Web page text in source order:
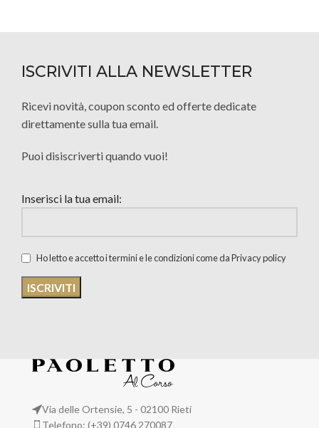
ISCRIVITI ALLA NEWSLETTER
Ricevi novità, coupon sconto ed offerte dedicate
direttamente sulla tua email.
Puoi disiscriverti quando vuoi!
Inserisci la tua email:
Ho letto e accetto i termini e le condizioni come da Privacy policy
Via delle Ortensie, 5 - 02100 Rieti
Telefono: (+39) 0746 270087